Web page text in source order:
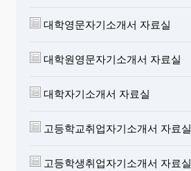
대학영문자기소개서 자료실
대학원영문자기소개서 자료실
대학자기소개서 자료실
고등학교취업자기소개서 자료실
고등학생취업자기소개서 자료실